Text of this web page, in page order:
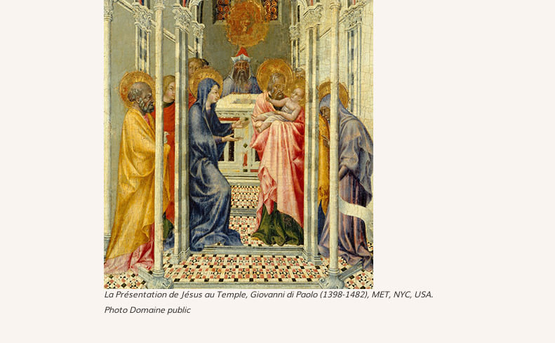
La Présentation de Jésus au Temple, Giovanni di Paolo (1398-1482), MET, NYC, USA.
Photo Domaine public